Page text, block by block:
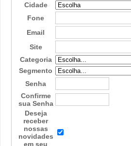
Cidade
Fone
Email
Site
Categoria
Segmento
Senha
Confirme
sua Senha
Deseja
receber
nossas
novidades
em seu